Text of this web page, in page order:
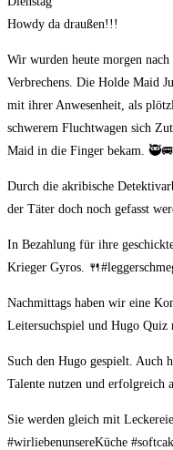
Howdy da draußen!!!
Wir wurden heute morgen nach
Verbrechens. Die Holde Maid
mit ihrer Anwesenheit, als
schwerem Fluchtwagen sich
Maid in die Finger bekam. 🥷🚐
Durch die akribische
der Täter doch noch gefasst
In Bezahlung für ihre
Krieger Gyros.
Nachmittags haben wir eine
Leitersuchspiel und Hugo Quiz
Such den Hugo gespielt. Auch
Talente nutzen und erfolgreich
Sie werden gleich mit
#wirliebenunsereKüche